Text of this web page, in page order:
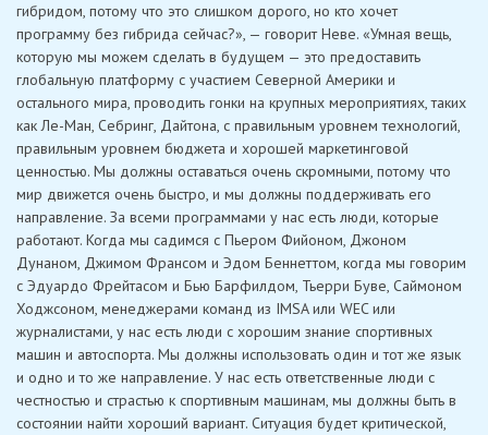
гибридом, потому что это слишком дорого, но кто хочет
программу без гибрида сейчас?», — говорит Неве. «Умная вещь,
которую мы можем сделать в будущем — это предоставить
глобальную платформу с участием Северной Америки и
остального мира, проводить гонки на крупных мероприятиях, таких
как Ле-Ман, Себринг, Дайтона, с правильным уровнем технологий,
правильным уровнем бюджета и хорошей маркетинговой
ценностью. Мы должны оставаться очень скромными, потому что
мир движется очень быстро, и мы должны поддерживать его
направление. За всеми программами у нас есть люди, которые
работают. Когда мы садимся с Пьером Фийоном, Джоном
Дунаном, Джимом Франсом и Эдом Беннеттом, когда мы говорим
с Эдуардо Фрейтасом и Бью Барфилдом, Тьерри Буве, Саймоном
Ходжсоном, менеджерами команд из IMSA или WEC или
журналистами, у нас есть люди с хорошим знание спортивных
машин и автоспорта. Мы должны использовать один и тот же язык
и одно и то же направление. У нас есть ответственные люди с
честностью и страстью к спортивным машинам, мы должны быть в
состоянии найти хороший вариант. Ситуация будет критической,